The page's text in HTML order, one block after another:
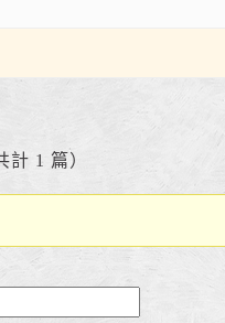
1 篇）